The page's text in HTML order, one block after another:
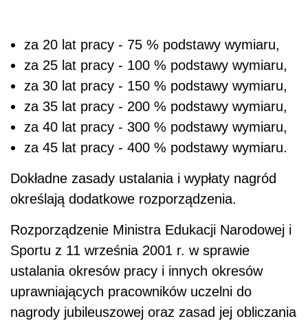
za 20 lat pracy - 75 % podstawy wymiaru,
za 25 lat pracy - 100 % podstawy wymiaru,
za 30 lat pracy - 150 % podstawy wymiaru,
za 35 lat pracy - 200 % podstawy wymiaru,
za 40 lat pracy - 300 % podstawy wymiaru,
za 45 lat pracy - 400 % podstawy wymiaru.
Dokładne zasady ustalania i wypłaty nagród
określają dodatkowe rozporządzenia.
Rozporządzenie Ministra Edukacji Narodowej i
Sportu z 11 września 2001 r. w sprawie
ustalania okresów pracy i innych okresów
uprawniających pracowników uczelni do
nagrody jubileuszowej oraz zasad jej obliczania